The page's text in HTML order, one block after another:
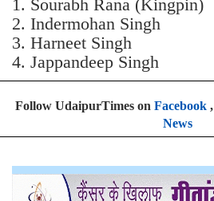
1. Sourabh Rana (Kingpin)
2. Indermohan Singh
3. ⁠Harneet Singh
4. ⁠Jappandeep Singh
Follow UdaipurTimes on Facebook,
News